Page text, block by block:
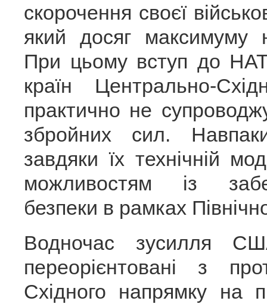
скорочення своєї
який досяг максимуму
При цьому вступ до
країн Центрально-
практично не
збройних сил.
завдяки їх технічній
можливостям із
безпеки в рамках
Водночас зусилля
переорієнтовані з
Східного напрямку на